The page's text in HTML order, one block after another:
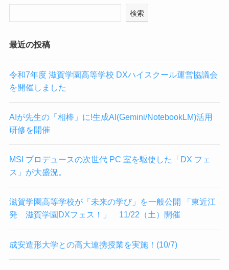
検索
最近の投稿
令和7年度 滋賀学園高等学校 DXハイスクール運営協議会
を開催しました
AIが先生の「相棒」に!生成AI(Gemini/NotebookLM)活用
研修を開催
MSI プロデュースの次世代 PC 室を駆使した「DX フェ
ス」が大盛況。
滋賀学園高等学校が「未来の学び」を一般公開 「東近江
発 滋賀学園DXフェス！」 11/22（土）開催
成安造形大学との高大連携授業を実施！(10/7)